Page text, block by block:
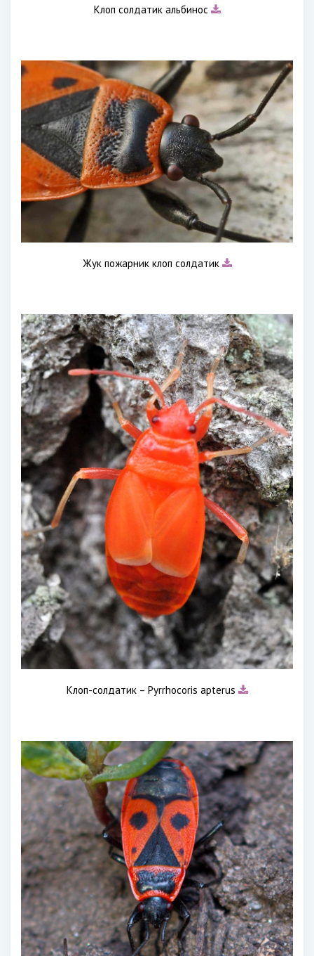
Клоп солдатик альбинос
Жук пожарник клоп солдатик
Клоп-солдатик – Pyrrhocoris apterus